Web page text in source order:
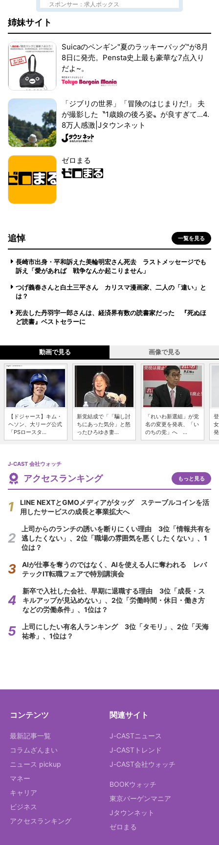
スポンサー：求人ボックス
姉妹サイト
Suicaのペンギン"夏のラッキーバッグ"が8月
8日に発売。Pensta史上最も豪華な7点入り
だよ~。
「ジブリの世界」「冒険のはじまりだ!」 夫
が撮影した〝1歳娘の後ろ姿〟が良すぎて...4.
8万人感激|Jタウンネット
ゼロまる
追悼 一覧を見る
長崎市出身・平和訴えた美輪明宏さん死去 ラストメッセージでも
訴え「愛があれば 戦争なんか起こりません」
つげ義春さんと白土三平さん カリスマ漫画家、二人の「違い」と
は？
死去した丹羽宇一郎さんは、経済界有数の読書家だった 『死ぬほ
ど読書』ベストセラーに
動画で見る 画像で見る
【ドジャース】キム・
ヘソン、大リーグ公式
「PSロースタ...
新党結成で「「騙し討
ちにあった気分」と怒
ったひろゆき妻...
「れいわ新選組」が党
名の変更を発表、「い
のちの党」へ ...
J-CAST 会社ウォッチ
アクセスランキング もっと見る
LINE NEXTとGMOメディアがタッグ ステーブルコインを活
用したサービスの成長と事業拡大へ
上司からのランチの誘いを断りにくい理由 3位「情報共有を
逃したくない」、2位「職場の雰囲気を悪くしたくない」、1
位は？
AIが仕事を奪うのではなく、AIを使える人に奪われる レバ
テックIT転職フェアで特別講演会
新卒で入社した会社、早期に退職する理由 3位「成長・ス
キルアップが見込めない」、2位「労働時間・休日・働き方
などの労働条件」、1位は？
上司にしたい有名人ランキング 3位「タモリ」、2位「天海
祐希」、1位は？
コンテンツ
最新記事一覧
コラムざんまい
ニュース pickup
マネー
キャリア
ビジネス
アクセスランキング
関連サイト
J-CASTニュース
J-CASTトレンド
J-CAST会社ウォッチ
BOOKウォッチ
東京バーゲンマニア
Jタウンネット
ゼロまる